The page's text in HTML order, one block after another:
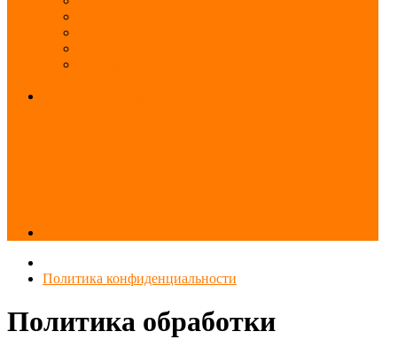
Политика конфиденциальности
Политика обработки